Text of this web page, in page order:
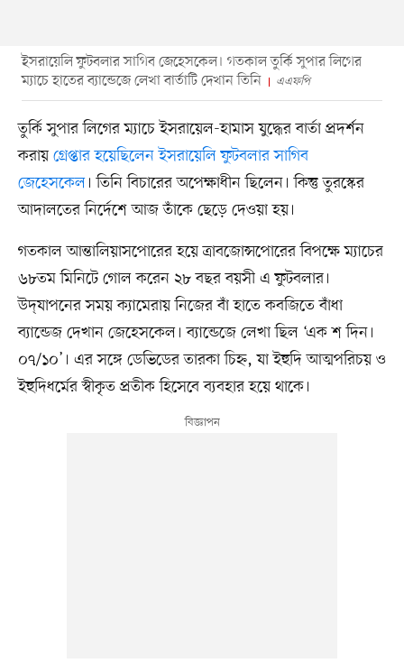
ইসরায়েলি ফুটবলার সাগিব জেহেসকেল। গতকাল তুর্কি সুপার লিগের
ম্যাচে হাতের ব্যান্ডেজে লেখা বার্তাটি দেখান তিনি
এএফপি
তুর্কি সুপার লিগের ম্যাচে ইসরায়েল-হামাস যুদ্ধের বার্তা প্রদর্শন
করায় গ্রেপ্তার হয়েছিলেন ইসরায়েলি ফুটবলার সাগিব
জেহেসকেল। তিনি বিচারের অপেক্ষাধীন ছিলেন। কিন্তু তুরস্কের
আদালতের নির্দেশে আজ তাঁকে ছেড়ে দেওয়া হয়।
গতকাল আন্তালিয়াসপোরের হয়ে ত্রাবজোন্সপোরের বিপক্ষে ম্যাচের
৬৮তম মিনিটে গোল করেন ২৮ বছর বয়সী এ ফুটবলার।
উদ্‌যাপনের সময় ক্যামেরায় নিজের বাঁ হাতে কবজিতে বাঁধা
ব্যান্ডেজ দেখান জেহেসকেল। ব্যান্ডেজে লেখা ছিল ‘এক শ দিন।
০৭/১০’। এর সঙ্গে ডেভিডের তারকা চিহ্ন, যা ইহুদি আত্মপরিচয় ও
ইহুদিধর্মের স্বীকৃত প্রতীক হিসেবে ব্যবহার হয়ে থাকে।